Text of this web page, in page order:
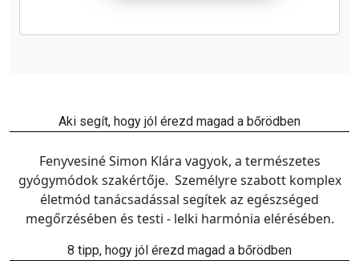
Aki segít, hogy jól érezd magad a bőrödben
Fenyvesiné Simon Klára vagyok, a természetes
gyógymódok szakértője. Személyre szabott komplex
életmód tanácsadással segítek az egészséged
megőrzésében és testi - lelki harmónia elérésében.
8 tipp, hogy jól érezd magad a bőrödben